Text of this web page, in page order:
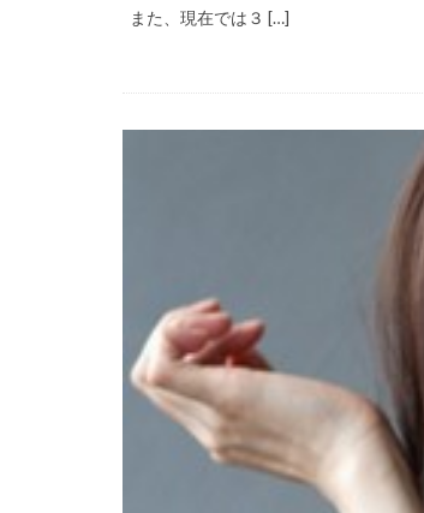
また、現在では３ […]